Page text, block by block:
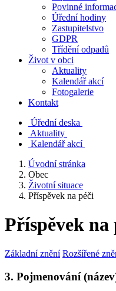
Povinné
Úřední hodiny
Zastupitelstvo
GDPR
Třídění odpadů
Život v obci
Aktuality
Kalendář akcí
Fotogalerie
Kontakt
Úřední deska
Aktuality
Kalendář akcí
Úvodní stránka
Obec
Životní situace
Příspěvek na péči
Příspěvek na
Základní znění Rozšířené
3. Pojmenování